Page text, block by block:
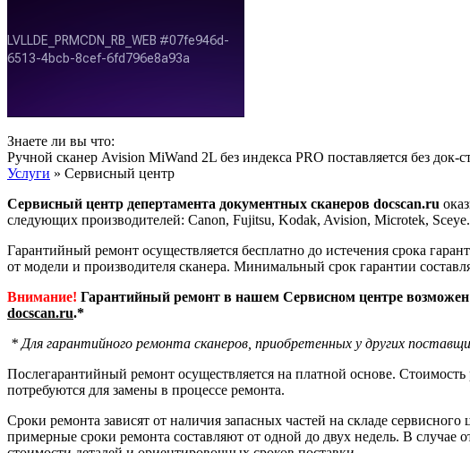
Знаете ли вы что:
Ручной сканер Avision MiWand 2L без индекса PRO поставляется без
Услуги » Сервисный центр
Сервисный центр депертамента документных сканеров docscan.ru
следующих производителей: Canon, Fujitsu, Kodak, Avision, Microtek, Sceye.
Гарантийный ремонт осуществляется бесплатно до истечения срока
от модели и производителя сканера. Минимальный срок гарантии
Внимание! Гарантийный ремонт в нашем Сервисном центре возможен
docscan.ru.*
* Для гарантийного ремонта сканеров, приобретенных у других
Послегарантийный ремонт осуществляется на платной основе.
потребуются для замены в процессе ремонта.
Сроки ремонта зависят от наличия запасных частей на складе
примерные сроки ремонта составляют от одной до двух недель. В случае